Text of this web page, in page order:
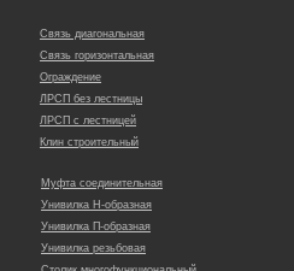
Муфта соединительная
Унивилка Н-образная
Унивилка П-образная
Унивилка резьбовая
Связь диагональная
Связь горизонтальная
Ограждение
ЛРСП без лестницы
ЛРСП с лестницей
Клин строительный